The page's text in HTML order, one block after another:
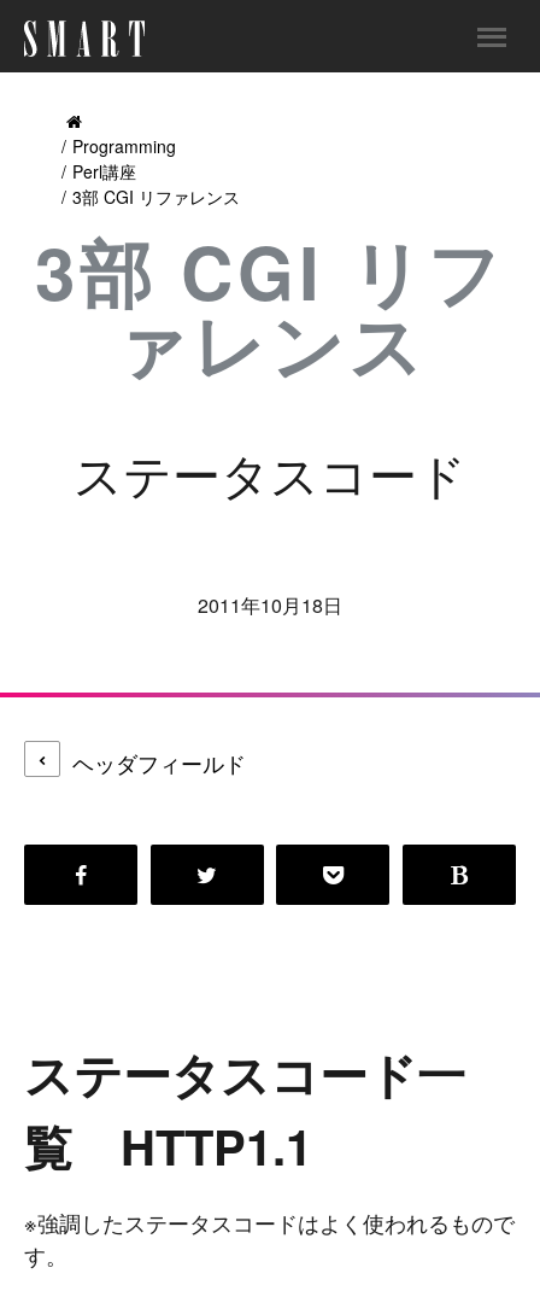
Programming
Perl講座
3部 CGI リファレンス
3部 CGI リフ
ァレンス
ステータスコード
2011年10月18日
ヘッダフィールド
ステータスコード一
覧 HTTP1.1
※強調したステータスコードはよく使われるもので
す。